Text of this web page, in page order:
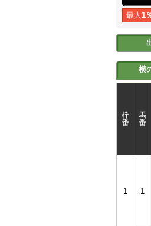
最大1
横
枠
番
馬
番
1 1